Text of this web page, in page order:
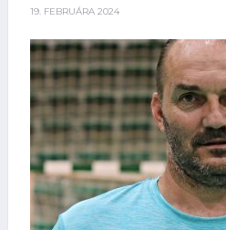
19. FEBRUÁRA 2024